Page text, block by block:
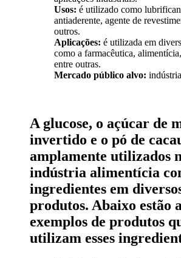
Usos: é utilizado como
antiaderente, agente de
outros.
Aplicações: é utilizada em
como a farmacêutica,
entre outras.
Mercado público alvo:
A glucose, o açúcar de
invertido e o pó de
amplamente utilizados
indústria alimentícia
ingredientes em
produtos. Abaixo estão
exemplos de produtos
utilizam esses